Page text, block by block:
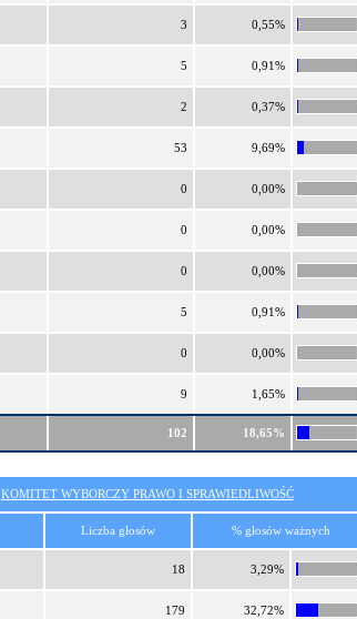
3 0,55%
5 0,91%
2 0,37%
53 9,69%
0 0,00%
0 0,00%
0 0,00%
5 0,91%
0 0,00%
9 1,65%
102 18,65%
KOMITET WYBORCZY PRAWO I SPRAWIEDLIWOŚĆ
Liczba głosów % głosów ważnych
18 3,29%
179 32,72%